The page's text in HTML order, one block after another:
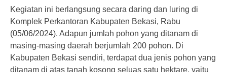
Kegiatan ini berlangsung secara daring dan luring di
Komplek Perkantoran Kabupaten Bekasi, Rabu
(05/06/2024). Adapun jumlah pohon yang ditanam di
masing-masing daerah berjumlah 200 pohon. Di
Kabupaten Bekasi sendiri, terdapat dua jenis pohon yang
ditanam di atas tanah kosong seluas satu hektare, yaitu